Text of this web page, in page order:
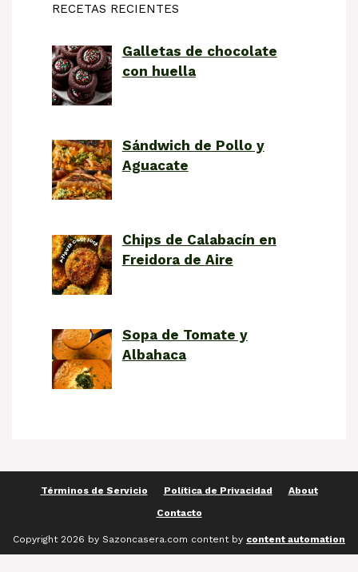
RECETAS RECIENTES
Galletas de chocolate
con huella
Sándwich de Pollo y
Aguacate
Chips de Calabacín en
Freidora de Aire
Sopa de Tomate y
Albahaca
Términos de Servicio Política de Privacidad
About
Contacto
Copyright 2026 by Sazoncasera.com content by content automation